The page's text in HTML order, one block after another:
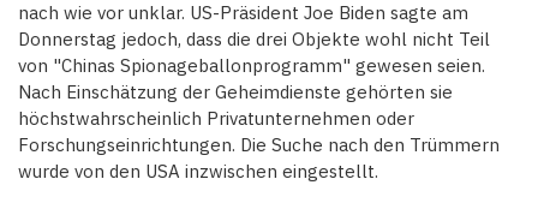
nach wie vor unklar. US-Präsident Joe Biden sagte am
Donnerstag jedoch, dass die drei Objekte wohl nicht Teil
von "Chinas Spionageballonprogramm" gewesen seien.
Nach Einschätzung der Geheimdienste gehörten sie
höchstwahrscheinlich Privatunternehmen oder
Forschungseinrichtungen. Die Suche nach den Trümmern
wurde von den USA inzwischen eingestellt.